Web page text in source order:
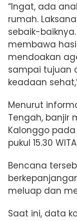
“Ingat, ada
rumah.
sebaik-
membawa
mendoakan
sampai tujuan
keadaan
Menurut
Tengah, banjir
Kalonggo
pukul 15.30
Bencana
meluap dan
Saat ini, data